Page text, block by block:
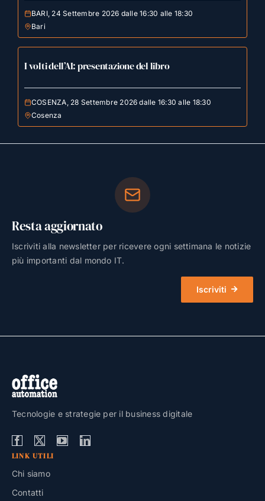
BARI, 24 Settembre 2026 dalle 16:30 alle 18:30
Bari
I volti dell’AI: presentazione del libro
COSENZA, 28 Settembre 2026 dalle 16:30 alle 18:30
Cosenza
Resta aggiornato
Iscriviti alla newsletter per ricevere ogni settimana le notizie
più importanti dal mondo IT.
Iscriviti
Tecnologie e strategie per il business digitale
LINK UTILI
Chi siamo
Contatti